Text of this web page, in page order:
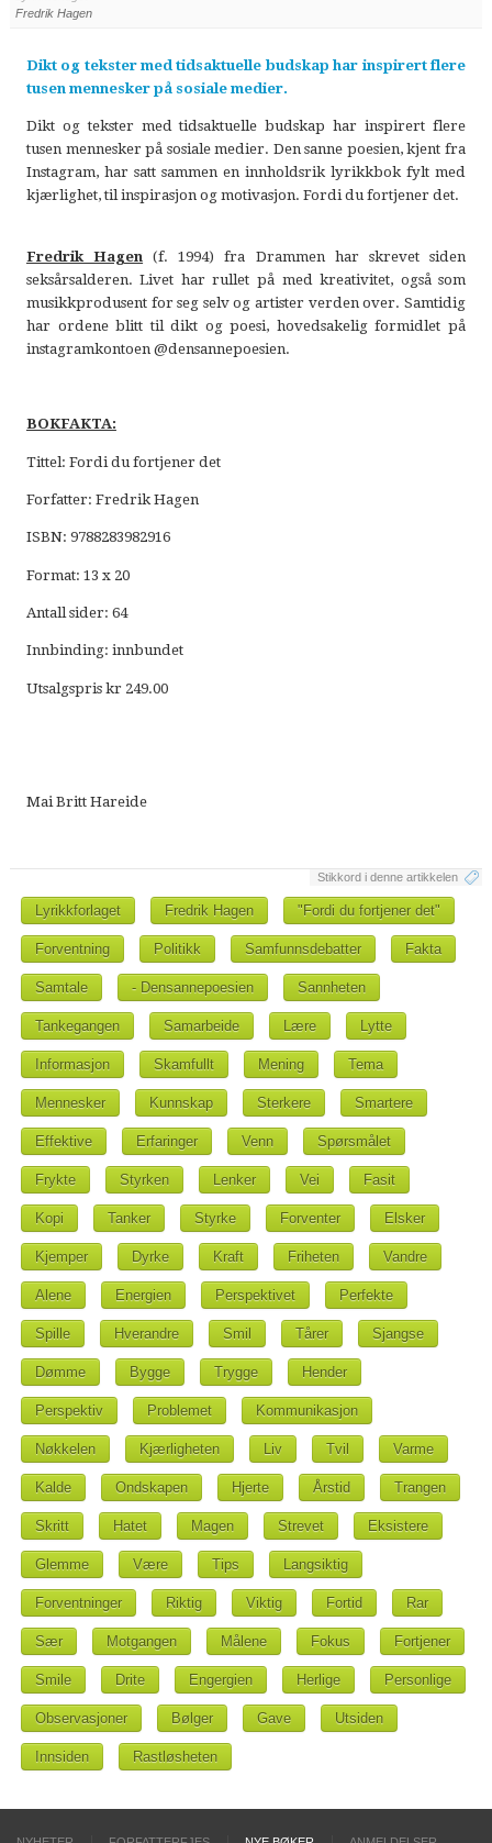
Fredrik Hagen
Dikt og tekster med tidsaktuelle budskap har inspirert flere
tusen mennesker på sosiale medier.
Dikt og tekster med tidsaktuelle budskap har inspirert flere
tusen mennesker på sosiale medier. Den sanne poesien, kjent fra
Instagram, har satt sammen en innholdsrik lyrikkbok fylt med
kjærlighet, til inspirasjon og motivasjon. Fordi du fortjener det.
Fredrik Hagen (f. 1994) fra Drammen har skrevet siden
seksårsalderen. Livet har rullet på med kreativitet, også som
musikkprodusent for seg selv og artister verden over. Samtidig
har ordene blitt til dikt og poesi, hovedsakelig formidlet på
instagramkontoen @densannepoesien.
BOKFAKTA:
Tittel: Fordi du fortjener det
Forfatter: Fredrik Hagen
ISBN: 9788283982916
Format: 13 x 20
Antall sider: 64
Innbinding: innbundet
Utsalgspris kr 249.00
Mai Britt Hareide
Stikkord i denne artikkelen
Lyrikkforlaget Fredrik Hagen "Fordi du fortjener det"
Forventning Politikk Samfunnsdebatter Fakta
Samtale - Densannepoesien Sannheten
Tankegangen Samarbeide Lære Lytte
Informasjon Skamfullt Mening Tema
Mennesker Kunnskap Sterkere Smartere
Effektive Erfaringer Venn Spørsmålet
Frykte Styrken Lenker Vei Fasit
Kopi Tanker Styrke Forventer Elsker
Kjemper Dyrke Kraft Friheten Vandre
Alene Energien Perspektivet Perfekte
Spille Hverandre Smil Tårer Sjangse
Dømme Bygge Trygge Hender
Perspektiv Problemet Kommunikasjon
Nøkkelen Kjærligheten Liv Tvil Varme
Kalde Ondskapen Hjerte Årstid Trangen
Skritt Hatet Magen Strevet Eksistere
Glemme Være Tips Langsiktig
Forventninger Riktig Viktig Fortid Rar
Sær Motgangen Målene Fokus Fortjener
Smile Drite Engergien Herlige Personlige
Observasjoner Bølger Gave Utsiden
Innsiden Rastløsheten